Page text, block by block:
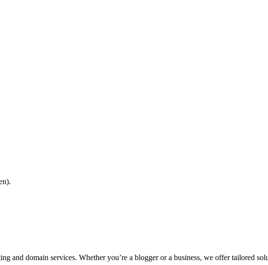
and domain services. Whether you’re a blogger or a business, we offer tailored